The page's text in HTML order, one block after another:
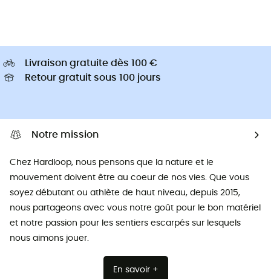
Livraison gratuite dès 100 €
Retour gratuit sous 100 jours
Notre mission
Chez Hardloop, nous pensons que la nature et le
mouvement doivent être au coeur de nos vies. Que vous
soyez débutant ou athlète de haut niveau, depuis 2015,
nous partageons avec vous notre goût pour le bon matériel
et notre passion pour les sentiers escarpés sur lesquels
nous aimons jouer.
En savoir +